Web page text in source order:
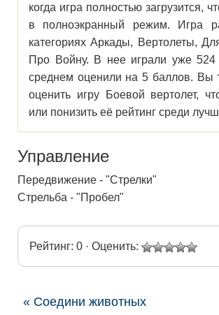
когда игра полностью загрузится,
в полноэкранный режим. Игра
категориях Аркады, Вертолеты,
Про Войну. В нее играли уже 524
среднем оценили на 5 баллов. Вы
оценить игру Боевой вертолет,
или понизить её рейтинг среди
Управление
Передвижение - "Стрелки"
Стрельба - "Пробел"
Рейтинг: 0 · Оценить:
« Соедини животных